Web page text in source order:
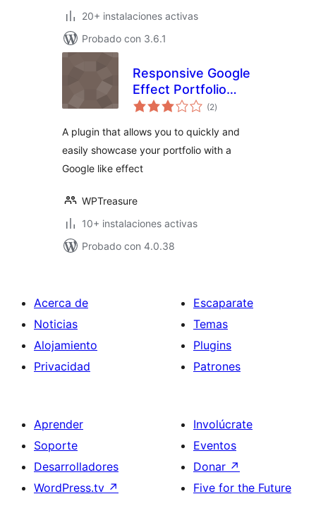
20+ instalaciones activas
Probado con 3.6.1
Responsive Google
Effect Portfolio
Grid
(2total
de
)
A plugin that allows you to quickly and
easily showcase your portfolio with a
Google like effect
WPTreasure
10+ instalaciones activas
Probado con 4.0.38
Acerca de
Noticias
Alojamiento
Privacidad
Escaparate
Temas
Plugins
Patrones
Aprender
Soporte
Desarrolladores
WordPress.tv ↗
Involúcrate
Eventos
Donar ↗
Five for the Future